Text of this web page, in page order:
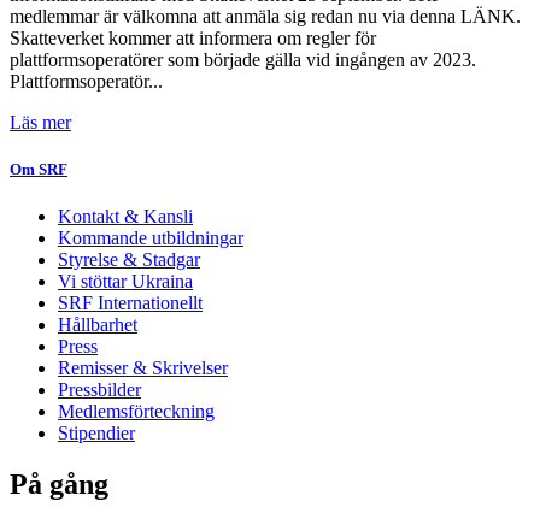
medlemmar är välkomna att anmäla sig redan nu via denna LÄNK.
Skatteverket kommer att informera om regler för
plattformsoperatörer som började gälla vid ingången av 2023.
Plattformsoperatör...
Läs mer
Om SRF
Kontakt & Kansli
Kommande utbildningar
Styrelse & Stadgar
Vi stöttar Ukraina
SRF Internationellt
Hållbarhet
Press
Remisser & Skrivelser
Pressbilder
Medlemsförteckning
Stipendier
På gång